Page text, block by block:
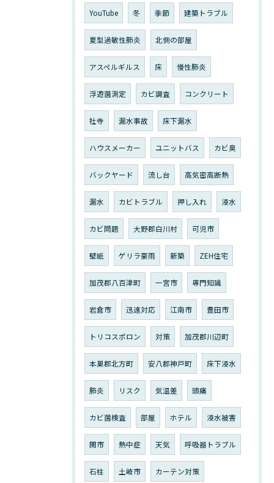
YouTube 冬 季節 建築トラブル
夏型過敏性肺炎 北側の部屋
アスペルギルス 床 慢性肺炎
浮遊菌測定 カビ調査 コンクリート
社寺 漏水事故 床下漏水
ハウスメーカー ユニットバス カビ臭
バックヤード 流し台 高気密高断熱
漏水 カビトラブル 押し入れ 浸水
カビ問題 大野郡白川村 可児市
壁紙 ゲリラ豪雨 新築 ZEH住宅
加茂郡八百津町 一宮市 専門知識
岩倉市 迅速対応 江南市 豊田市
トリコスポロン 対策 加茂郡川辺町
本巣郡北方町 安八郡神戸町 床下浸水
肺炎 リスク 気温差 頭痛
カビ菌検査 部屋 ホテル 浸水被害
関市 熱中症 天気 呼吸器トラブル
石柱 土岐市 カーテン対策